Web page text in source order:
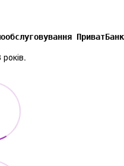
ПриватБанк